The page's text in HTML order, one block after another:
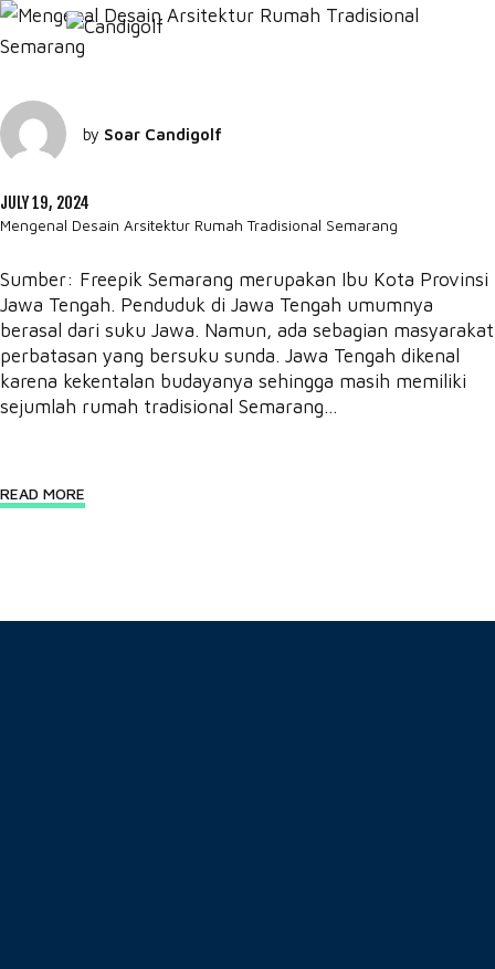
by Soar Candigolf
JULY 19, 2024
Mengenal Desain Arsitektur Rumah Tradisional Semarang
Sumber: Freepik Semarang merupakan Ibu Kota Provinsi
Jawa Tengah. Penduduk di Jawa Tengah umumnya
berasal dari suku Jawa. Namun, ada sebagian masyarakat
perbatasan yang bersuku sunda. Jawa Tengah dikenal
karena kekentalan budayanya sehingga masih memiliki
sejumlah rumah tradisional Semarang...
READ MORE